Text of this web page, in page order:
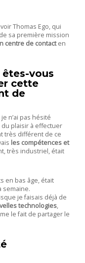
Thomas Ego, qui
sa première mission
centre de contacten
vous
cette
de
n’ai pas hésité
plaisir à effectuer
très différent de ce
les compétences et
très industriel, était
en bas âge, était
semaine.
je faisais déjà de
technologies,
le fait de partager le